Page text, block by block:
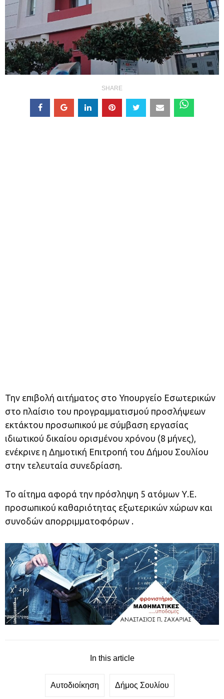
SHARE
Την επιβολή αιτήματος στο Υπουργείο Εσωτερικών
στο πλαίσιο του προγραμματισμού προσλήψεων
εκτάκτου προσωπικού με σύμβαση εργασίας
ιδιωτικού δικαίου ορισμένου χρόνου (8 μήνες),
ενέκρινε η Δημοτική Επιτροπή του Δήμου Σουλίου
στην τελευταία συνεδρίαση.
Το αίτημα αφορά την πρόσληψη 5 ατόμων Υ.Ε.
προσωπικού καθαριότητας εξωτερικών χώρων και
συνοδών απορριμματοφόρων .
In this article
Αυτοδιοίκηση Δήμος Σουλίου